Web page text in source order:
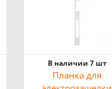
В наличии 7 шт
Планка для